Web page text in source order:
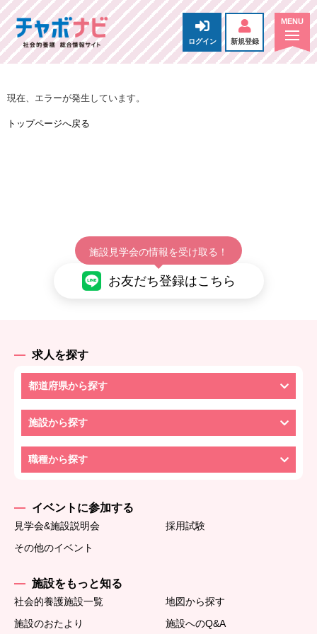
ログイン 新規登録
現在、エラーが発生しています。
トップページへ戻る
施設見学会の情報を受け取る！
お友だち登録はこちら
求人を探す
都道府県から探す
施設から探す
職種から探す
イベントに参加する
見学会&施設説明会
採用試験
その他のイベント
施設をもっと知る
社会的養護施設一覧
地図から探す
施設のおたより
施設へのQ&A